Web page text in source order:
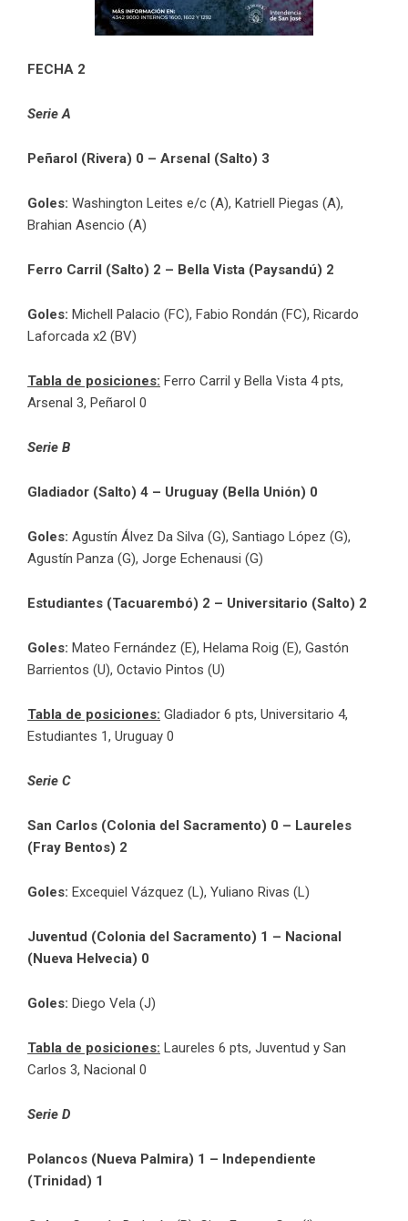
FECHA 2
Serie A
Peñarol (Rivera) 0 – Arsenal (Salto) 3
Goles: Washington Leites e/c (A), Katriell Piegas (A),
Brahian Asencio (A)
Ferro Carril (Salto) 2 – Bella Vista (Paysandú) 2
Goles: Michell Palacio (FC), Fabio Rondán (FC), Ricardo
Laforcada x2 (BV)
Tabla de posiciones: Ferro Carril y Bella Vista 4 pts,
Arsenal 3, Peñarol 0
Serie B
Gladiador (Salto) 4 – Uruguay (Bella Unión) 0
Goles: Agustín Álvez Da Silva (G), Santiago López (G),
Agustín Panza (G), Jorge Echenausi (G)
Estudiantes (Tacuarembó) 2 – Universitario (Salto) 2
Goles: Mateo Fernández (E), Helama Roig (E), Gastón
Barrientos (U), Octavio Pintos (U)
Tabla de posiciones: Gladiador 6 pts, Universitario 4,
Estudiantes 1, Uruguay 0
Serie C
San Carlos (Colonia del Sacramento) 0 – Laureles
(Fray Bentos) 2
Goles: Excequiel Vázquez (L), Yuliano Rivas (L)
Juventud (Colonia del Sacramento) 1 – Nacional
(Nueva Helvecia) 0
Goles: Diego Vela (J)
Tabla de posiciones: Laureles 6 pts, Juventud y San
Carlos 3, Nacional 0
Serie D
Polancos (Nueva Palmira) 1 – Independiente
(Trinidad) 1